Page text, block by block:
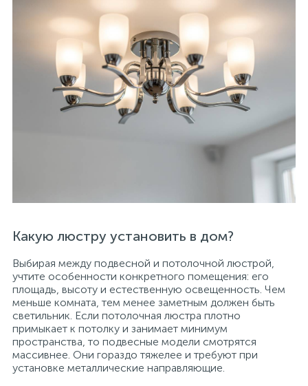
Какую люстру установить в дом?
Выбирая между подвесной и потолочной люстрой,
учтите особенности конкретного помещения: его
площадь, высоту и естественную освещенность. Чем
меньше комната, тем менее заметным должен быть
светильник. Если потолочная люстра плотно
примыкает к потолку и занимает минимум
пространства, то подвесные модели смотрятся
массивнее. Они гораздо тяжелее и требуют при
установке металлические направляющие.